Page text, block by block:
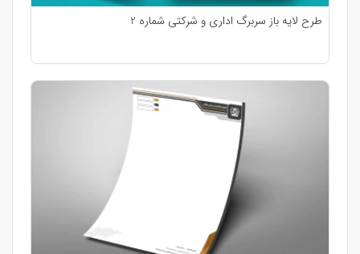
طرح لایه باز سربرگ اداری و شرکتی شماره 2